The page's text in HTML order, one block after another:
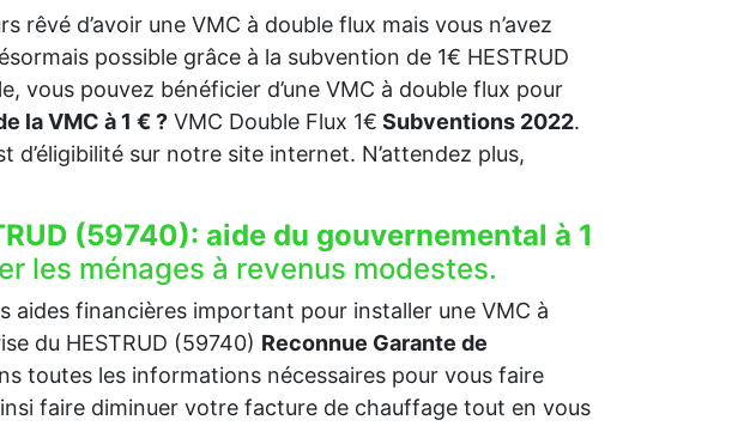
rêvé d’avoir une VMC à double flux mais vous n’avez
possible grâce à la subvention de 1€ HESTRUD
vous pouvez bénéficier d’une VMC à double flux pour
la VMC à 1 € ? VMC Double Flux 1€ Subventions 2022.
d’éligibilité sur notre site internet. N’attendez plus,
(59740): aide du gouvernemental à 1
les ménages à revenus modestes.
aides financières important pour installer une VMC à
du HESTRUD (59740) Reconnue Garante de
toutes les informations nécessaires pour vous faire
faire diminuer votre facture de chauffage tout en vous